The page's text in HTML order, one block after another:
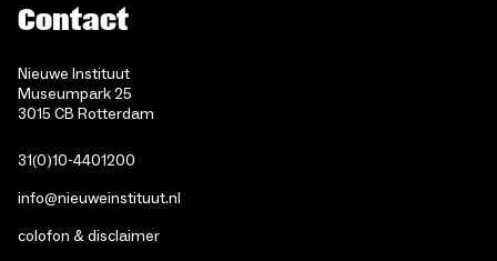
Contact
Nieuwe Instituut
Museumpark 25
3015 CB Rotterdam
31(0)10-4401200
info@nieuweinstituut.nl
colofon & disclaimer